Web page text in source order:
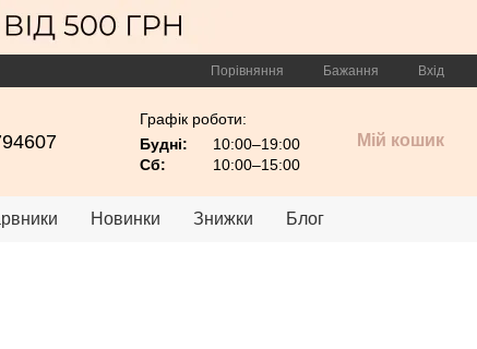
Порівняння Бажання Вхід
Графік роботи:
Будні:
10:00–19:00
Сб:
10:00–15:00
Мій кошик
Новинки Знижки Блог